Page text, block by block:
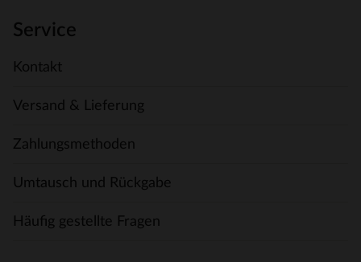
Service
Kontakt
Versand & Lieferung
Zahlungsmethoden
Umtausch und Rückgabe
Häufig gestellte Fragen